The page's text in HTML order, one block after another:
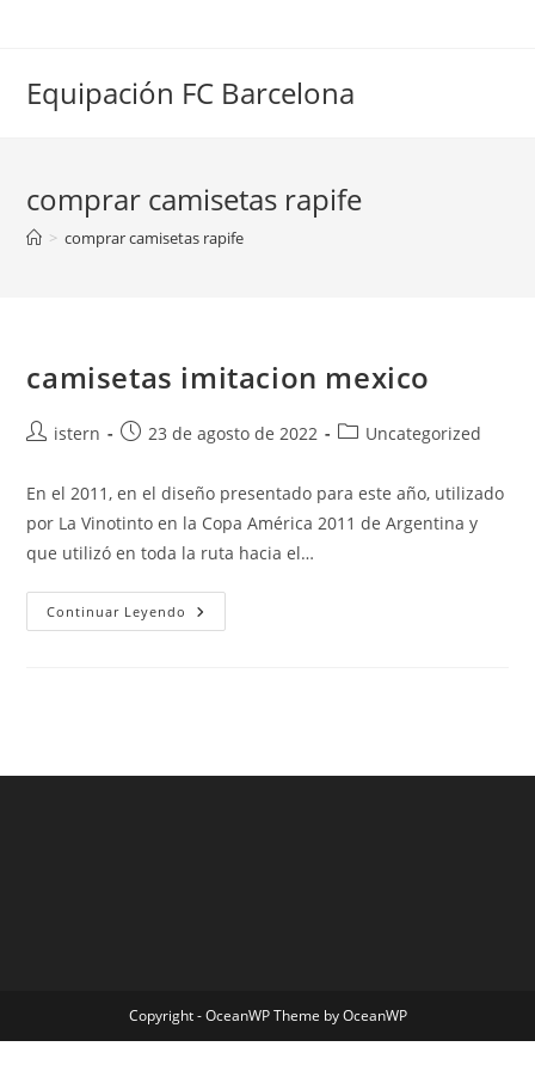
Equipación FC Barcelona
comprar camisetas rapife
> comprar camisetas rapife
camisetas imitacion mexico
Autor
la
entrada:
istern
Publicación
entrada:
23 de agosto de 2022
Categoría
entrada:
Uncategorized
En el 2011, en el diseño presentado para este año, utilizado
por La Vinotinto en la Copa América 2011 de Argentina y
que utilizó en toda la ruta hacia el…
Continuar Leyendo Camisetas
Imitacion
Copyright - OceanWP Theme by OceanWP